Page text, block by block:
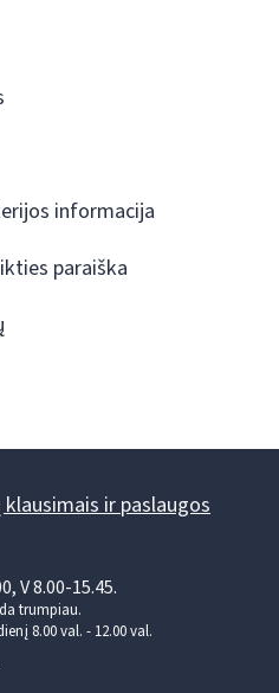
informacija
paraiška
ir paslaugos
V 8.00-15.45.
trumpiau.
8.00 val. - 12.00 val.